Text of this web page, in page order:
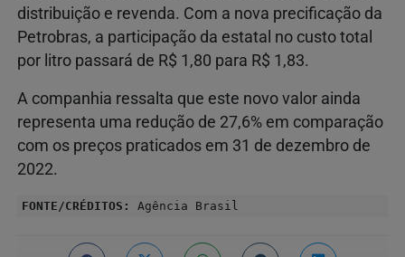
distribuição e revenda. Com a nova precificação da
Petrobras, a participação da estatal no custo total
por litro passará de R$ 1,80 para R$ 1,83.
A companhia ressalta que este novo valor ainda
representa uma redução de 27,6% em comparação
com os preços praticados em 31 de dezembro de
2022.
FONTE/CRÉDITOS: Agência Brasil